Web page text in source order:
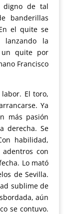
digno de tal
banderillas
el quite se
lanzando la
un quite por
Francisco
El toro,
Ya
más pasión
derecha. Se
habilidad,
con
Lo mató
de Sevilla.
sublime de
aún
se contuvo.